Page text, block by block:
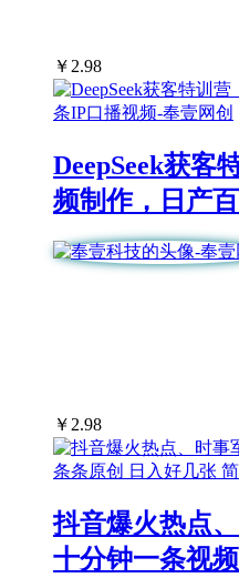
￥ 2.98
DeepSeek获客
频制作，日产
￥ 2.98
抖音爆火热点
十分钟一条视